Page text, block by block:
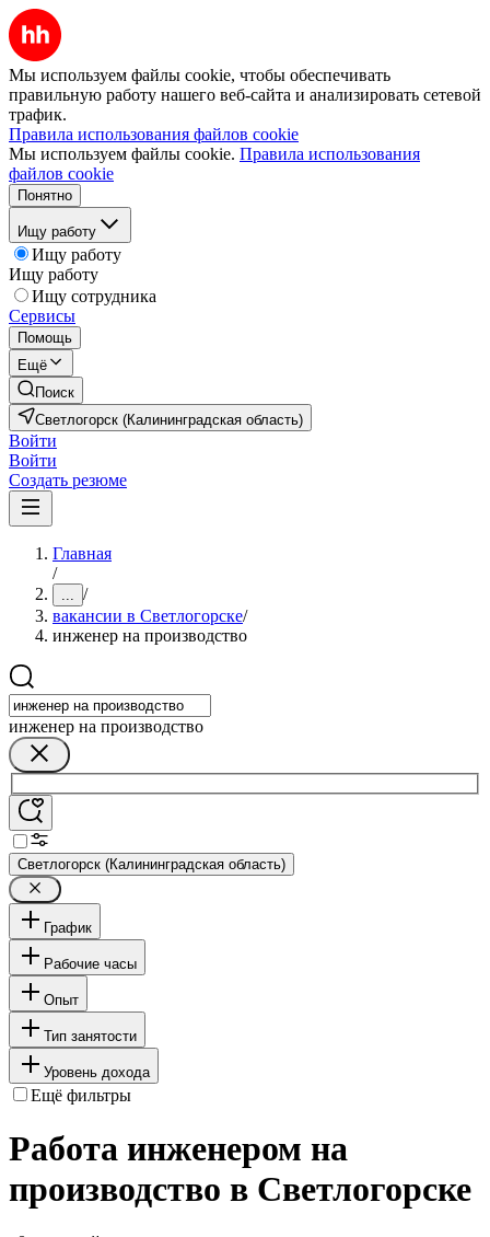
Мы используем файлы cookie, чтобы обеспечивать
правильную работу нашего веб-сайта и анализировать сетевой
трафик.
Правила использования файлов cookie
Мы используем файлы cookie. Правила использования
файлов cookie
Понятно
Ищу работу
Ищу работу
Ищу работу
Ищу сотрудника
Сервисы
Помощь
Ещё
Поиск
Светлогорск (Калининградская область)
Войти
Войти
Создать резюме
Главная
/
... /
вакансии в Светлогорске/
инженер на производство
инженер на производство
Светлогорск (Калининградская область)
График
Рабочие часы
Опыт
Тип занятости
Уровень дохода
Ещё фильтры
Работа инженером на
производство в Светлогорске